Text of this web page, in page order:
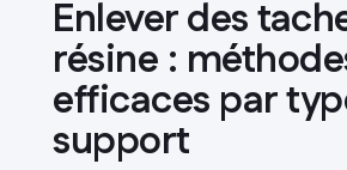
Jardinage
Immobilier
Enlever des
résine :
efficaces par
support